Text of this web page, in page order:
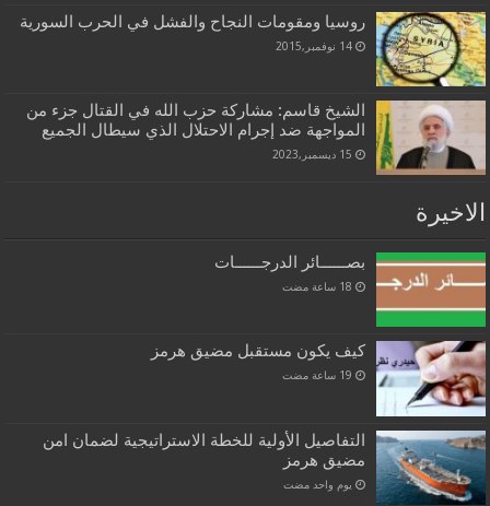
روسيا ومقومات النجاح والفشل في الحرب السورية
14 نوفمبر,2015
الشيخ قاسم: مشاركة حزب الله في القتال جزء من
المواجهة ضد إجرام الاحتلال الذي سيطال الجميع
15 ديسمبر,2023
الاخيرة
بصــــــائر الدرجــــــات
كيف يكون مستقبل مضيق هرمز
التفاصيل الأولية للخطة الاستراتيجية لضمان امن
مضيق هرمز
‏يوم واحد مضت